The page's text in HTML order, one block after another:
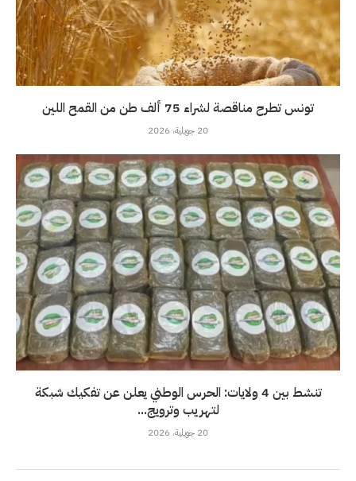
تونس تطرح مناقصة لشراء 75 ألف طن من القمح اللين
20 جويلية، 2026
تنشط بين 4 ولايات: الحرس الوطني يعلن عن تفكيك شبكة
لتهريب وترويج...
20 جويلية، 2026